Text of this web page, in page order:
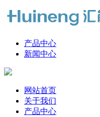
产品中心
新闻中心
网站首页
关于我们
产品中心